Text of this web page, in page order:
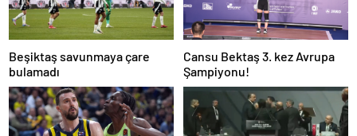
Beşiktaş savunmaya çare
bulamadı
Cansu Bektaş 3. kez Avrupa
Şampiyonu!